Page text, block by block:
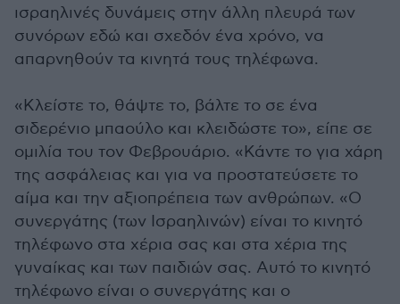
ισραηλινές δυνάμεις στην άλλη πλευρά των
συνόρων εδώ και σχεδόν ένα χρόνο, να
απαρνηθούν τα κινητά τους τηλέφωνα.
«Κλείστε το, θάψτε το, βάλτε το σε ένα
σιδερένιο μπαούλο και κλειδώστε το», είπε σε
ομιλία του τον Φεβρουάριο. «Κάντε το για χάρη
της ασφάλειας και για να προστατεύσετε το
αίμα και την αξιοπρέπεια των ανθρώπων. «Ο
συνεργάτης (των Ισραηλινών) είναι το κινητό
τηλέφωνο στα χέρια σας και στα χέρια της
γυναίκας και των παιδιών σας. Αυτό το κινητό
τηλέφωνο είναι ο συνεργάτης και ο